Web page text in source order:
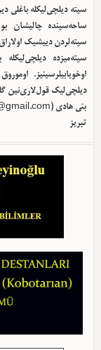
سیته دیلچی‌لیکله باغلی
ساحه‌سینده چالیشان
سیته‌لردن دییشیک
سیته‌میزده
اوخویابیلرسینیز.
دیلچی‌لیک قول‌لاری‌نین
بئی هادی (
تبریز